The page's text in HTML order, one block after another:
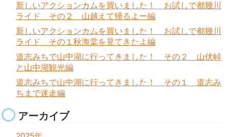
新しいアクションカムを買いました！ お試しで都幾川
ライド その２ 山越えて帰るよー編
新しいアクションカムを買いました！ お試しで都幾川
ライド その１秋海棠を見てきたよ編
道志みちで山中湖に行ってきました！ その２ 山伏峠
と山中湖観光編
道志みちで山中湖に行ってきました！ その１ 道志み
ちまで迷走編
アーカイブ